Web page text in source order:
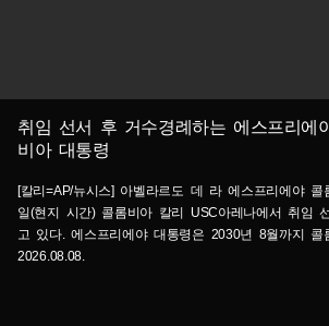
취임 선서 후 거수경례하는 에스프리에
비아 대통령
[칼리=AP/뉴시스] 아벨라르도 데 라 에스프리에야
일(현지 시간) 콜롬비아 칼리 USC아레나에서 취임
고 있다. 에스프리에야 대통령은 2030년 8월까지 콜
2026.08.08.